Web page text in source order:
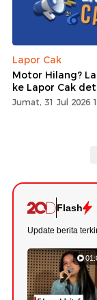
Lapor Cak
Motor Hilang?
ke Lapor Cak
Jumat, 31 Jul 2026
Flash
Update berita